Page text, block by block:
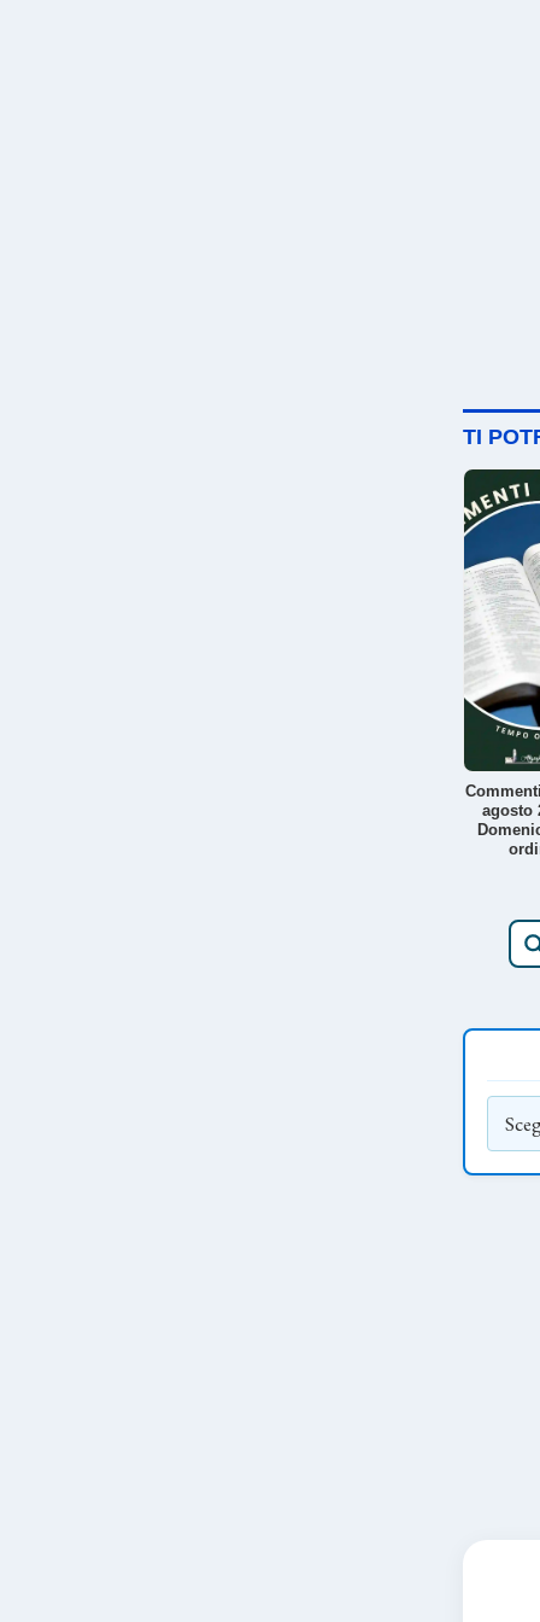
TI
agosto